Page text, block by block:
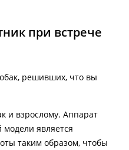
при встрече
решивших, что вы
и взрослому. Аппарат
является
таким образом, чтобы